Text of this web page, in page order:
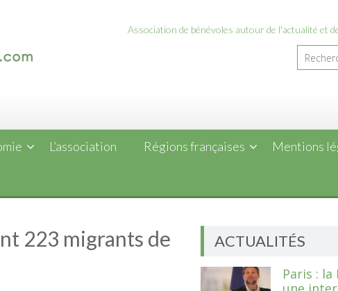
Association de bénévoles autour de l'actualité et
L’association Régions françaises Mentions
223 migrants de
ACTUALITÉS
Paris :